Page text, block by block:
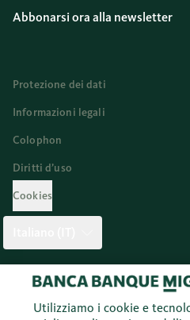
Abbonarsi ora alla newsletter
Protezione dei dati
Informazioni legali
Colophon
Diritti d’uso
Cookies
Twitter Facebook Blog
Utilizziamo i cookie e